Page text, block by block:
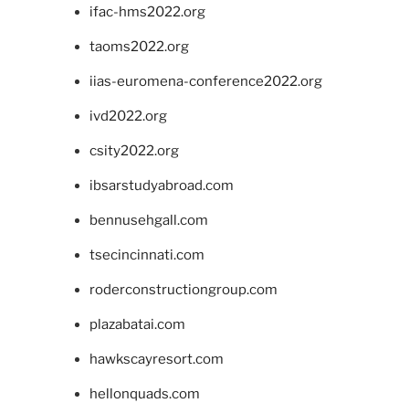
ifac-hms2022.org
taoms2022.org
iias-euromena-conference2022.org
ivd2022.org
csity2022.org
ibsarstudyabroad.com
bennusehgall.com
tsecincinnati.com
roderconstructiongroup.com
plazabatai.com
hawkscayresort.com
hellonquads.com